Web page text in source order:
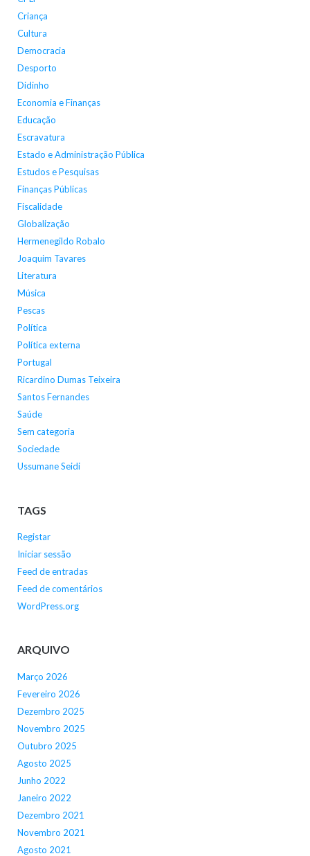
Criança
Cultura
Democracia
Desporto
Didinho
Economia e Finanças
Educação
Escravatura
Estado e Administração Pública
Estudos e Pesquisas
Finanças Públicas
Fiscalidade
Globalização
Hermenegildo Robalo
Joaquim Tavares
Literatura
Música
Pescas
Política
Política externa
Portugal
Ricardino Dumas Teixeira
Santos Fernandes
Saúde
Sem categoria
Sociedade
Ussumane Seidi
TAGS
Registar
Iniciar sessão
Feed de entradas
Feed de comentários
WordPress.org
ARQUIVO
Março 2026
Fevereiro 2026
Dezembro 2025
Novembro 2025
Outubro 2025
Agosto 2025
Junho 2022
Janeiro 2022
Dezembro 2021
Novembro 2021
Agosto 2021